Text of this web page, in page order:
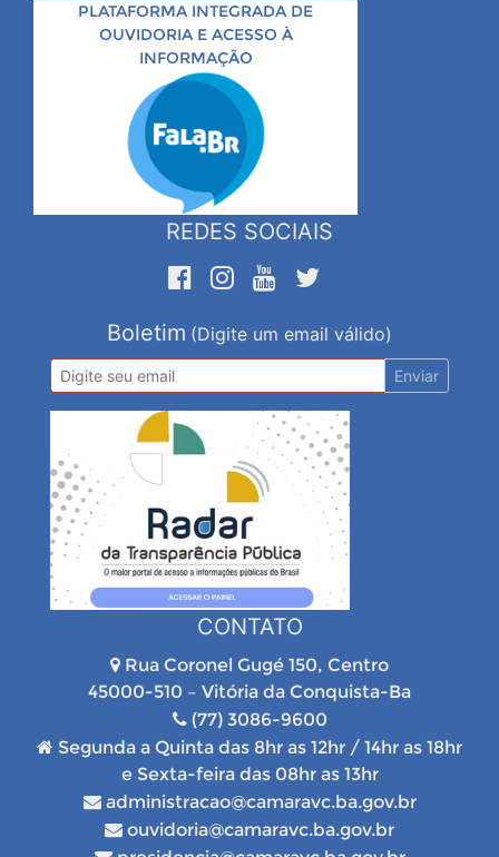
PLATAFORMA INTEGRADA DE
OUVIDORIA E ACESSO À
INFORMAÇÃO
REDES SOCIAIS
Boletim (Digite um email válido)
Enviar
CONTATO
Rua Coronel Gugé 150, Centro
45000-510 – Vitória da Conquista-Ba
(77) 3086-9600
Segunda a Quinta das 8hr as 12hr / 14hr as 18hr
e Sexta-feira das 08hr as 13hr
administracao@camaravc.ba.gov.br
ouvidoria@camaravc.ba.gov.br